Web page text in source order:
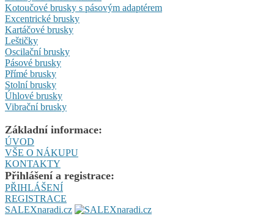
Kotoučové brusky s pásovým adaptérem
Excentrické brusky
Kartáčové brusky
Leštičky
Oscilační brusky
Pásové brusky
Přímé brusky
Stolní brusky
Úhlové brusky
Vibrační brusky
Základní informace:
ÚVOD
VŠE O NÁKUPU
KONTAKTY
Přihlášení a registrace:
PŘIHLÁŠENÍ
REGISTRACE
SALEXnaradi.cz